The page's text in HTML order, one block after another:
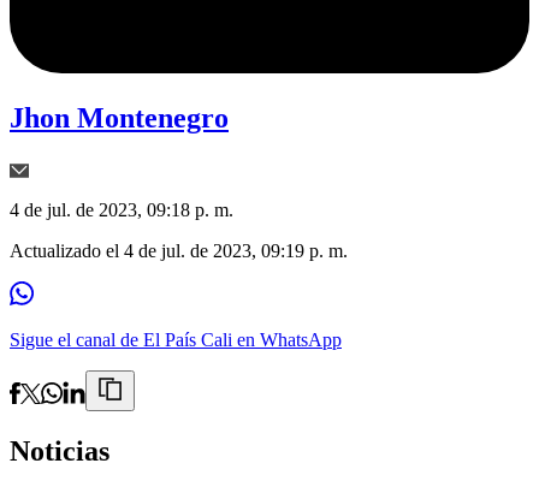
Jhon Montenegro
4 de jul. de 2023, 09:18 p. m.
Actualizado el 4 de jul. de 2023, 09:19 p. m.
Sigue el canal de El País Cali en WhatsApp
Noticias